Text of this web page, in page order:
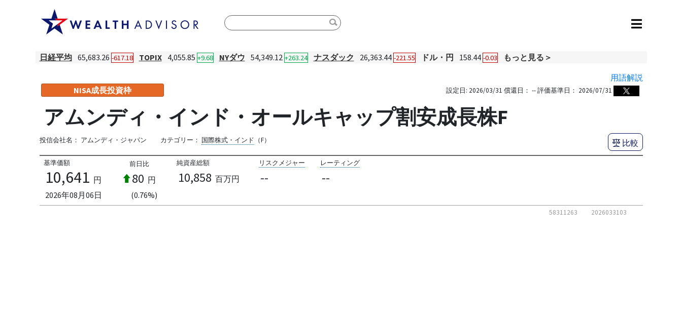
日経平均 65,683.26 -617.18 TOPIX 4,055.85 +9.68 NYダウ 54,349.12 +263.24 ナスダック 26,363.44 -221.55 ドル・円 158.44 -0.03
もっと見る＞
用語解説
NISA成長投資枠
設定日: 2026/03/31 償還日： -- 評価基準日： 2026/07/31
アムンディ・インド・オールキャップ割安成長株F
投信会社名： アムンディ・ジャパン カテゴリー： 国際株式・インド （F） 比較
基準価額
10,641 円
2026年08月06日
前日比
80 円
(0.76%)
純資産総額
10,858 百万円
リスクメジャー
--
レーティング
--
58311263 2026033103